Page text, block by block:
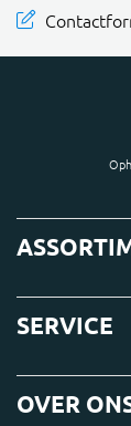
SERVICE
OVER